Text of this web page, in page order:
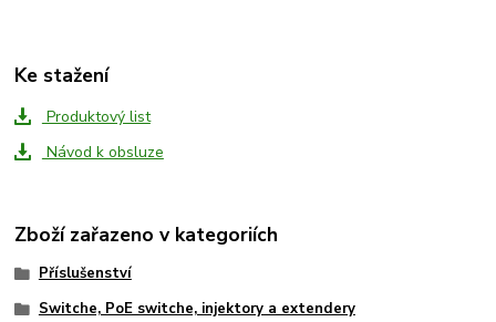
Ke stažení
Produktový list
Návod k obsluze
Zboží zařazeno v kategoriích
Příslušenství
Switche, PoE switche, injektory a extendery